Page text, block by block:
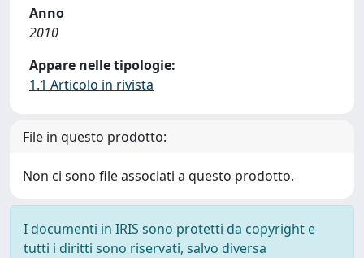
Anno
2010
Appare nelle tipologie:
1.1 Articolo in rivista
File in questo prodotto:
Non ci sono file associati a questo prodotto.
I documenti in IRIS sono protetti da copyright e
tutti i diritti sono riservati, salvo diversa